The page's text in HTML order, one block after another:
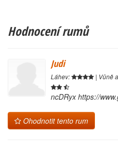
Hodnocení rumů
Judi
Láhev: | Vůně
ncDRyx https://
Ohodnotit tento rum